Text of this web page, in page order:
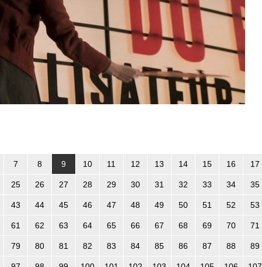
7 8 9 10 11 12 13 14 15 16 17
25 26 27 28 29 30 31 32 33 34 35
43 44 45 46 47 48 49 50 51 52 53
61 62 63 64 65 66 67 68 69 70 71
79 80 81 82 83 84 85 86 87 88 89